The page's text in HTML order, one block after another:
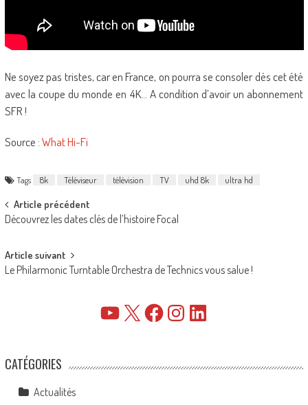
Ne soyez pas tristes, car en France, on pourra se consoler dès cet été
avec la coupe du monde en 4K… A condition d’avoir un abonnement
SFR !
Source :What Hi-Fi
Tags 8k Téléviseur télévision TV uhd 8k ultra hd
Post
navigation
Article précédent
Découvrez les dates clés de l’histoire Focal
Article suivant
Le Philarmonic Turntable Orchestra de Technics vous salue !
YouTube FacebookInstagramLinkedIn
CATÉGORIES
Actualités